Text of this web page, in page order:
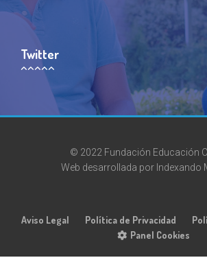
Twitter
© 2022 Fundación Educación
Web desarrollada por Indexando
Aviso Legal Política de Privacidad
Panel Cookies